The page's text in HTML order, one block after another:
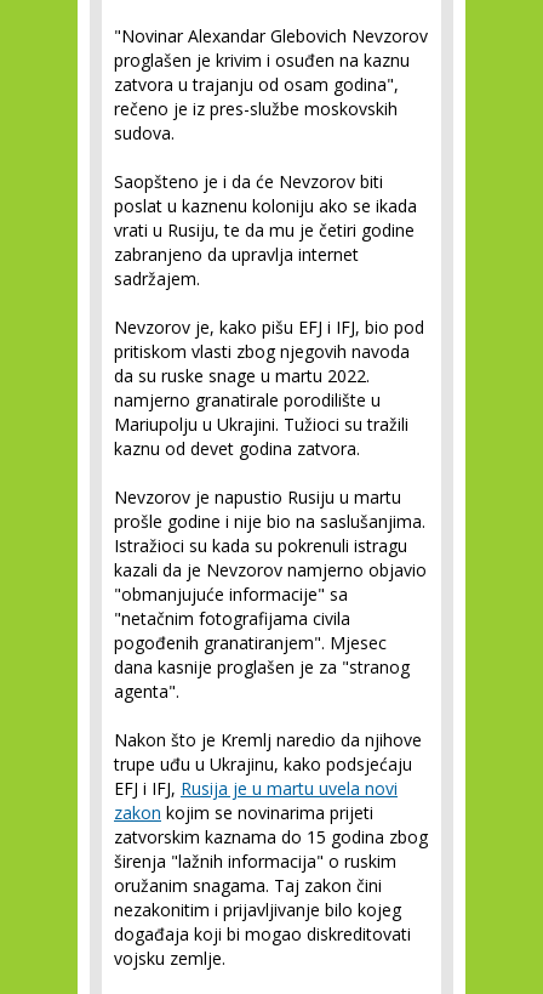
"Novinar Alexandar Glebovich Nevzorov
proglašen je krivim i osuđen na kaznu
zatvora u trajanju od osam godina",
rečeno je iz pres-službe moskovskih
sudova.
Saopšteno je i da će Nevzorov biti
poslat u kaznenu koloniju ako se ikada
vrati u Rusiju, te da mu je četiri godine
zabranjeno da upravlja internet
sadržajem.
Nevzorov je, kako pišu EFJ i IFJ, bio pod
pritiskom vlasti zbog njegovih navoda
da su ruske snage u martu 2022.
namjerno granatirale porodilište u
Mariupolju u Ukrajini. Tužioci su tražili
kaznu od devet godina zatvora.
Nevzorov je napustio Rusiju u martu
prošle godine i nije bio na saslušanjima.
Istražioci su kada su pokrenuli istragu
kazali da je Nevzorov namjerno objavio
"obmanjujuće informacije" sa
"netačnim fotografijama civila
pogođenih granatiranjem". Mjesec
dana kasnije proglašen je za "stranog
agenta".
Nakon što je Kremlj naredio da njihove
trupe uđu u Ukrajinu, kako podsjećaju
EFJ i IFJ, Rusija je u martu uvela novi
zakon kojim se novinarima prijeti
zatvorskim kaznama do 15 godina zbog
širenja "lažnih informacija" o ruskim
oružanim snagama. Taj zakon čini
nezakonitim i prijavljivanje bilo kojeg
događaja koji bi mogao diskreditovati
vojsku zemlje.